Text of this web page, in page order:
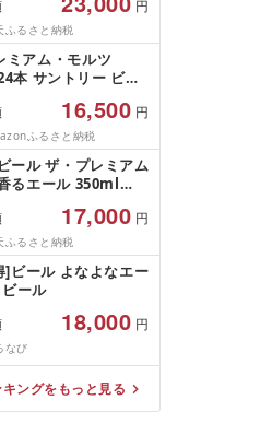
角 限定 ビール お酒
ール 三重県 伊勢
り物 晩酌 飲み比べ
円
ふるさと納税
ミアム・モルツ
本 サントリー ビー
神泡
16,500 円
ふるさと納税
ール ザ・プレミアム
るエール 350ml
12本 12缶 24本 24缶
プレモル 缶ビール
サントリー お酒 酒
ル ギフト 贈答 人気
送料無料 群馬県
17,000 円
ふるさと納税
]ビール よなよなエー
ール
18,000 円
なび
ングをもっと見る